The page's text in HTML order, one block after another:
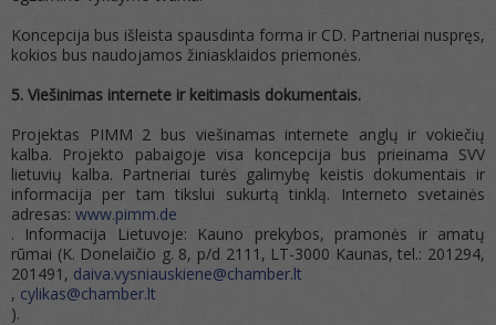
Koncepcija bus išleista spausdinta forma ir CD. Partneriai nuspręs,
kokios bus naudojamos žiniasklaidos priemonės.
5. Viešinimas internete ir keitimasis dokumentais.
Projektas PIMM 2 bus viešinamas internete anglų ir vokiečių
kalba. Projekto pabaigoje visa koncepcija bus prieinama SVV
lietuvių kalba. Partneriai turės galimybę keistis dokumentais ir
informacija per tam tikslui sukurtą tinklą. Interneto svetainės
adresas: www.pimm.de
. Informacija Lietuvoje: Kauno prekybos, pramonės ir amatų
rūmai (K. Donelaičio g. 8, p/d 2111, LT-3000 Kaunas, tel.: 201294,
201491, daiva.vysniauskiene@chamber.lt
, cylikas@chamber.lt
).